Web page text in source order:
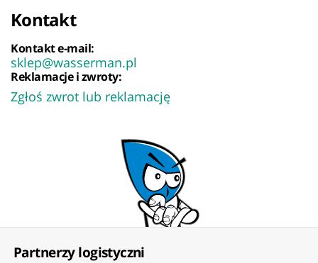
Kontakt
Kontakt e-mail:
sklep@wasserman.pl
Reklamacje i zwroty:
Zgłoś zwrot lub reklamację
Partnerzy logistyczni